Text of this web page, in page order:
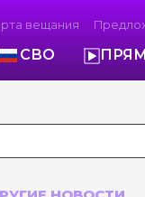
вещания
СВО